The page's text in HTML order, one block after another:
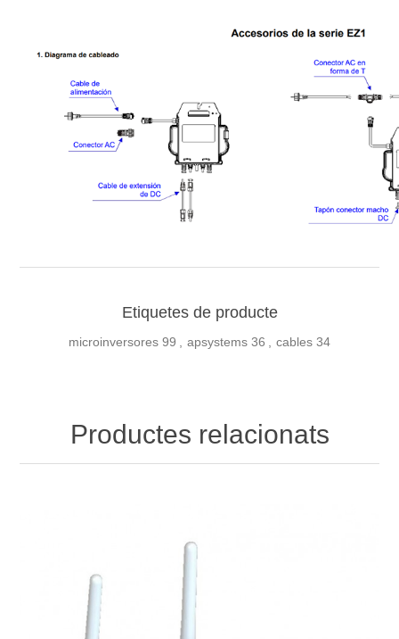
Etiquetes de producte
microinversores 99 , apsystems 36 , cables 34
Productes relacionats